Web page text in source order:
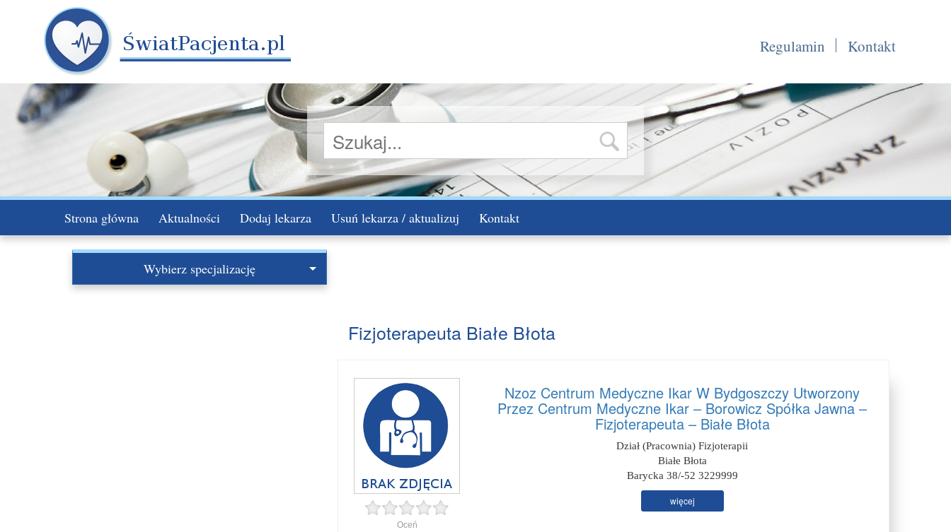
Regulamin Kontakt
Strona główna Aktualności Dodaj lekarza Usuń lekarza / aktualizuj Kontakt
Wybierz specjalizację
Fizjoterapeuta Białe Błota
Oceń
Nzoz Centrum Medyczne Ikar W Bydgoszczy Utworzony
Przez Centrum Medyczne Ikar – Borowicz Spółka Jawna –
Fizjoterapeuta – Białe Błota
Dział (Pracownia) Fizjoterapii
Białe Błota
Barycka 38/-52 3229999
więcej